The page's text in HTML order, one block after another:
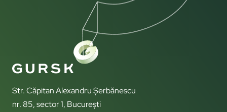
Str. Căpitan Alexandru Șerbănescu
nr. 85, sector 1, București